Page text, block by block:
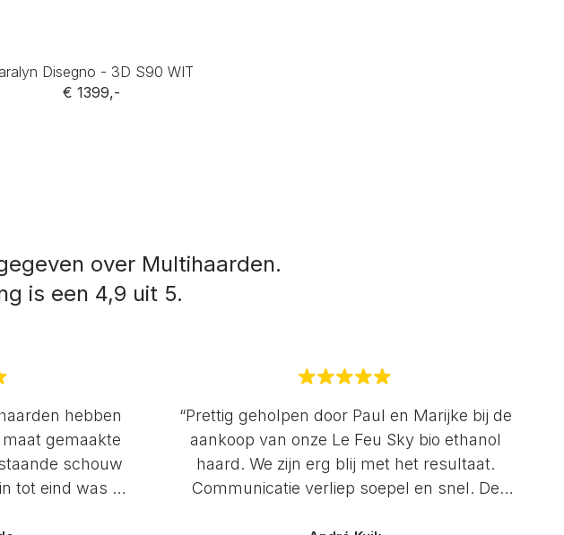
Disegno - 3D S90 WIT
€ 1399,-
over Multihaarden.
is een 4,9 uit 5.
hebben
gemaakte
schouw
tot eind was de
“Prettig geholpen door Paul en Marijke bij de
aankoop van onze Le Feu Sky bio ethanol
haard. We zijn erg blij met het resultaat.
Communicatie verliep soepel en snel. De